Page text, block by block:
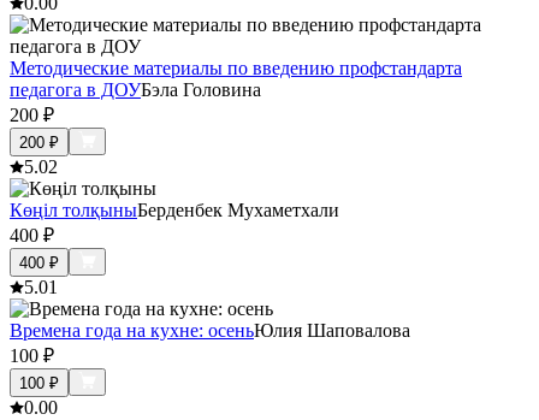
Методические материалы по введению профстандарта
педагога в ДОУБэла Головина
200 ₽
200 ₽
5.02
Көңіл толқыныБерденбек Мухаметхали
400 ₽
400 ₽
5.01
Времена года на кухне: осеньЮлия Шаповалова
100 ₽
100 ₽
0.00